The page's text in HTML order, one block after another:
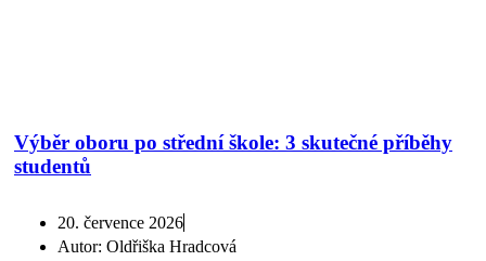
Výběr oboru po střední škole: 3 skutečné příběhy
studentů
20. července 2026
Autor: Oldřiška Hradcová